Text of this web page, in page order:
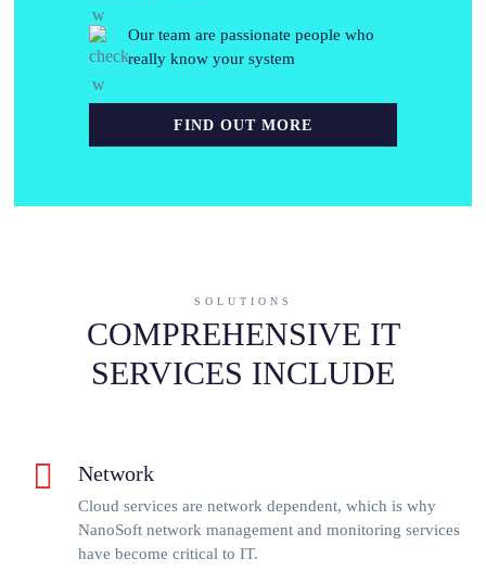
Our team are passionate people who
really know your system
FIND OUT MORE
SOLUTIONS
COMPREHENSIVE IT
SERVICES INCLUDE
Network
Cloud services are network dependent, which is why
NanoSoft network management and monitoring services
have become critical to IT.